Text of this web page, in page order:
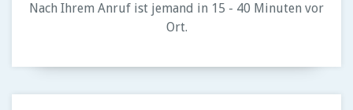
Nach Ihrem Anruf ist jemand in 15 - 40 Minuten vor
Ort.